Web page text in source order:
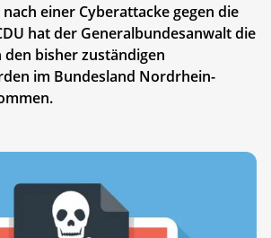
einer Cyberattacke gegen die
hat der Generalbundesanwalt die
bisher zuständigen
im Bundesland Nordrhein-